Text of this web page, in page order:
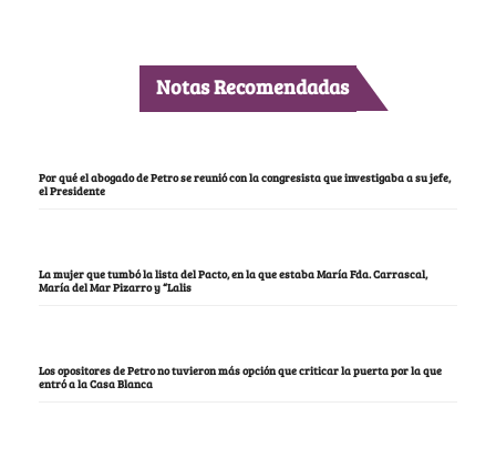
Notas Recomendadas
Por qué el abogado de Petro se reunió con la congresista que investigaba a su jefe,
el Presidente
La mujer que tumbó la lista del Pacto, en la que estaba María Fda. Carrascal,
María del Mar Pizarro y “Lalis
Los opositores de Petro no tuvieron más opción que criticar la puerta por la que
entró a la Casa Blanca